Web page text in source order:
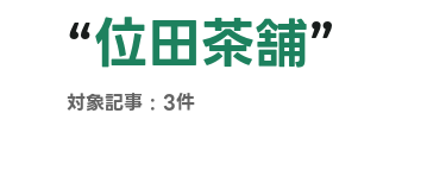
“位田茶舗”
対象記事 : 3件